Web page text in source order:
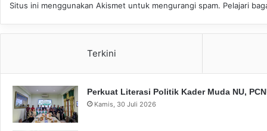
Situs ini menggunakan Akismet untuk mengurangi spam. Pelajari
Terkini
Perkuat Literasi Politik Kader Muda NU,
Kamis, 30 Juli 2026